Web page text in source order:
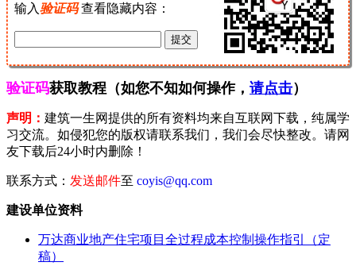
输入验证码查看隐藏内容：
验证码获取教程（如您不知如何操作， 请点击）
声明： 建筑一生网提供的所有资料均来自互联网下载，纯属学
习交流。如侵犯您的版权请联系我们，我们会尽快整改。请网
友下载后24小时内删除！
联系方式： 发送邮件至 coyis@qq.com
建设单位资料
万达商业地产住宅项目全过程成本控制操作指引（定
稿）